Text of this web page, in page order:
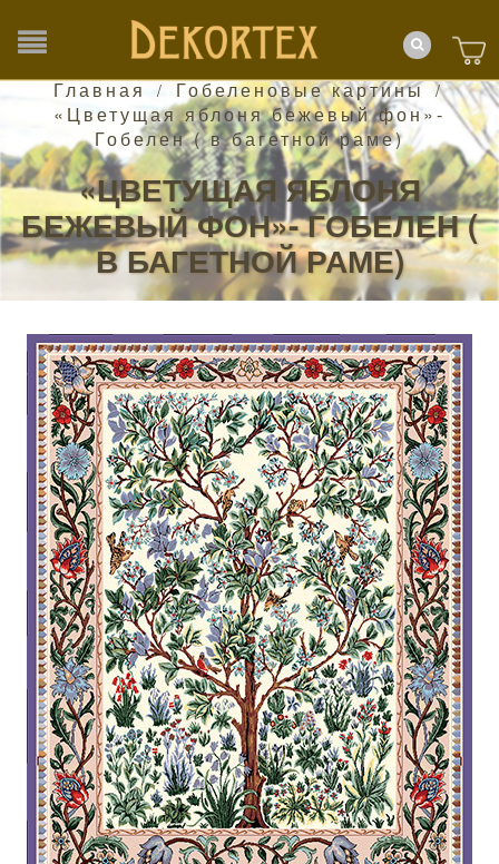
Главная / Гобеленовые картины /
«Цветущая яблоня бежевый фон»-
Гобелен ( в багетной раме)
«ЦВЕТУЩАЯ ЯБЛОНЯ
БЕЖЕВЫЙ ФОН»- ГОБЕЛЕН (
В БАГЕТНОЙ РАМЕ)